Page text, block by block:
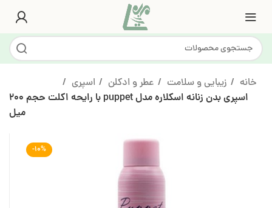
خانه زیبایی و سلامت عطر و ادکلن
اسپری
اسپری بدن زنانه اسکلاره مدل puppet با رایحه اکلت حجم 200
میل
-10%